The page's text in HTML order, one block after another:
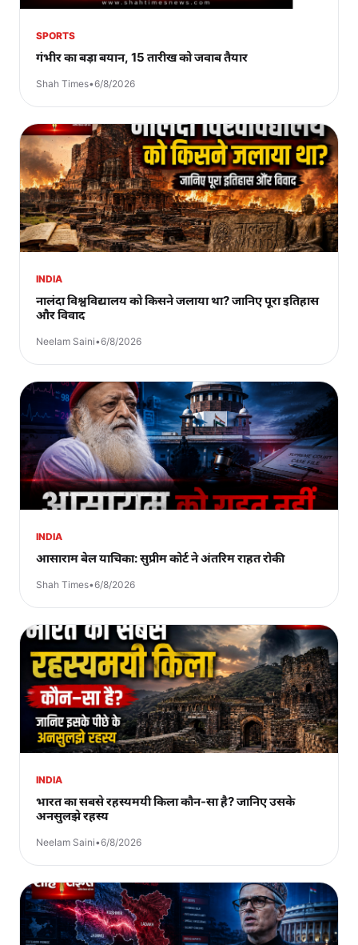
SPORTS
गंभीर का बड़ा बयान, 15 तारीख को जवाब तैयार
Shah Times•6/8/2026
INDIA
नालंदा विश्वविद्यालय को किसने जलाया था? जानिए पूरा इतिहास
और विवाद
Neelam Saini•6/8/2026
INDIA
आसाराम बेल याचिका: सुप्रीम कोर्ट ने अंतरिम राहत रोकी
Shah Times•6/8/2026
INDIA
भारत का सबसे रहस्यमयी किला कौन-सा है? जानिए उसके
अनसुलझे रहस्य
Neelam Saini•6/8/2026